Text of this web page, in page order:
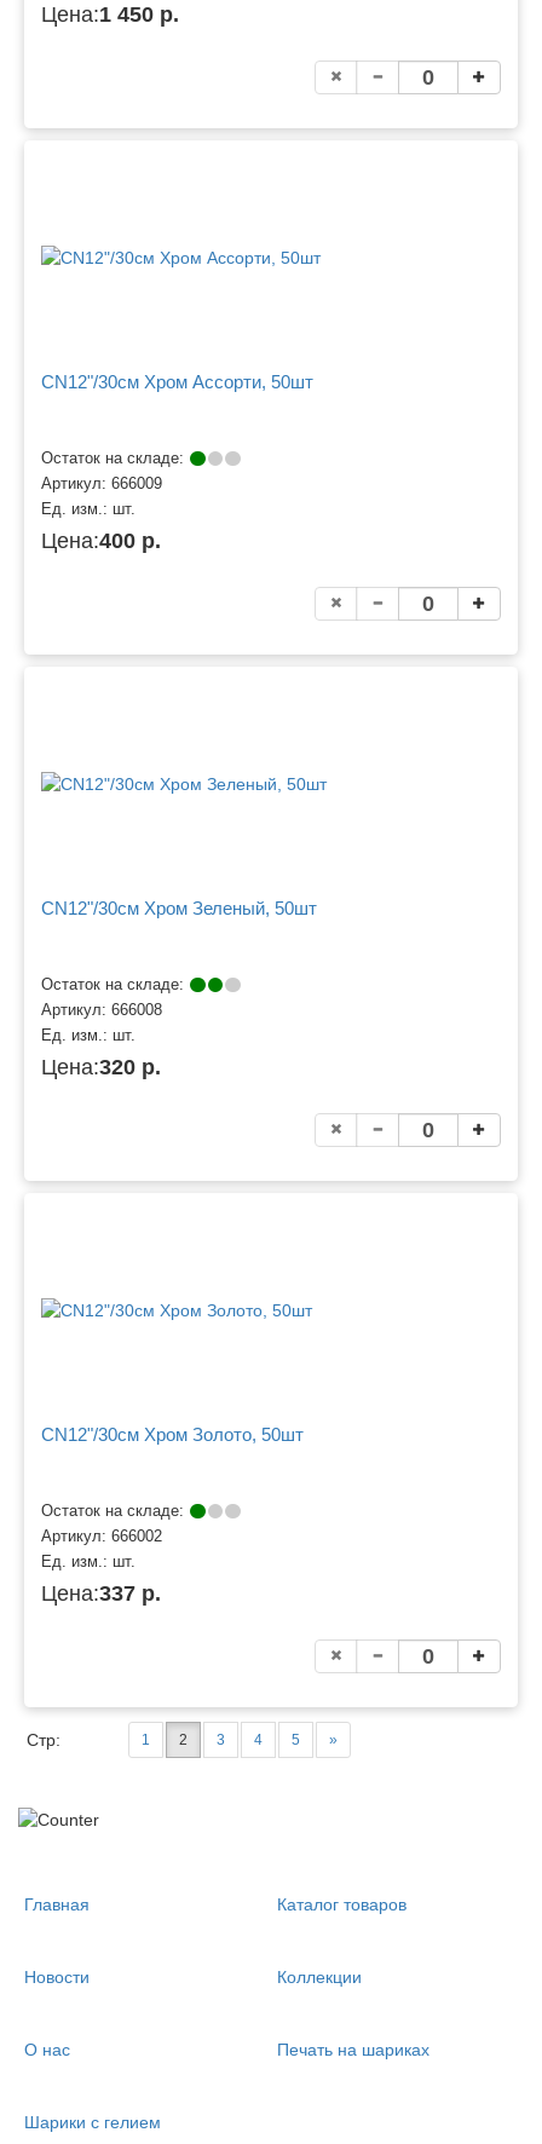
Цена:1 450 р.
CN12"/30см Хром Ассорти, 50шт
Остаток на складе:
Артикул: 666009
Ед. изм.: шт.
Цена:400 р.
CN12"/30см Хром Зеленый, 50шт
Остаток на складе:
Артикул: 666008
Ед. изм.: шт.
Цена:320 р.
CN12"/30см Хром Золото, 50шт
Остаток на складе:
Артикул: 666002
Ед. изм.: шт.
Цена:337 р.
Стр: 1 2 3 4 5 »
Главная Каталог товаров
Новости Коллекции
О нас Печать на шариках
Шарики с гелием